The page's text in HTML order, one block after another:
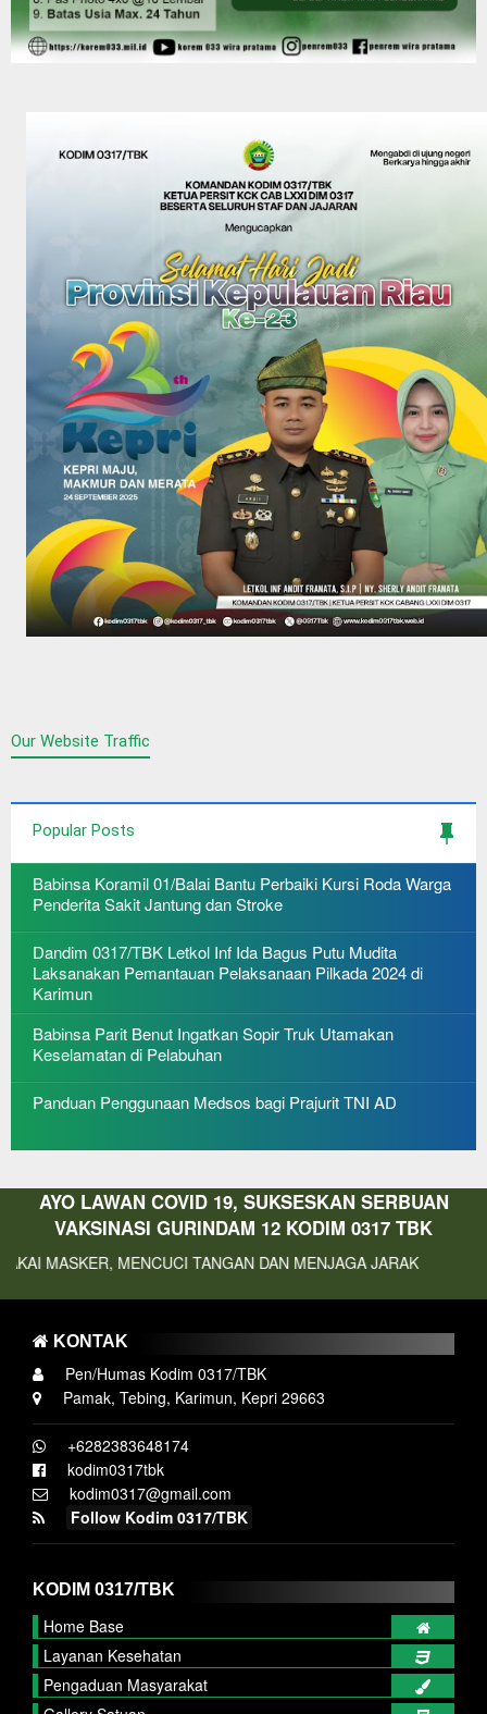
Our Website Traffic
Popular Posts
Babinsa Koramil 01/Balai Bantu Perbaiki Kursi Roda Warga
Penderita Sakit Jantung dan Stroke
Dandim 0317/TBK Letkol Inf Ida Bagus Putu Mudita
Laksanakan Pemantauan Pelaksanaan Pilkada 2024 di
Karimun
Babinsa Parit Benut Ingatkan Sopir Truk Utamakan
Keselamatan di Pelabuhan
Panduan Penggunaan Medsos bagi Prajurit TNI AD
AYO LAWAN COVID 19, SUKSESKAN SERBUAN
VAKSINASI GURINDAM 12 KODIM 0317 TBK
MENCUCI TANGAN DAN MENJAGA JARAK
KONTAK
Pen/Humas Kodim 0317/TBK
Pamak, Tebing, Karimun, Kepri 29663
+6282383648174
kodim0317tbk
kodim0317@gmail.com
Follow Kodim 0317/TBK
KODIM 0317/TBK
Home Base
Layanan Kesehatan
Pengaduan Masyarakat